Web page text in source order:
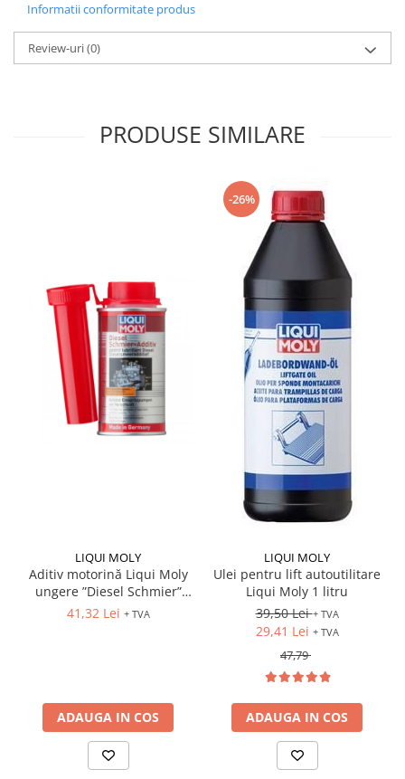
Informatii conformitate produs
Review-uri(0)
PRODUSE SIMILARE
LIQUI MOLY
Aditiv motorină Liqui Moly
ungere ”Diesel Schmier”
(5122) 150ml
41,32 Lei + TVA
ADAUGA IN COS
-26%
LIQUI MOLY
Ulei pentru lift autoutilitare
Liqui Moly 1 litru
39,50 Lei+ TVA
29,41 Lei + TVA
47,79
ADAUGA IN COS